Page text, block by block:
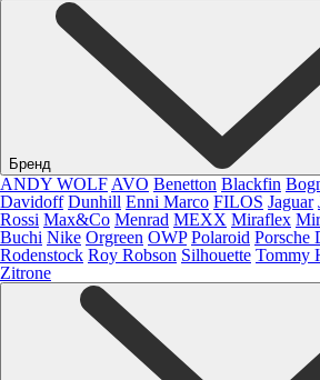
Бренд
ANDY WOLF AVO Benetton Blackfin
Davidoff Dunhill Enni Marco FILOS Jaguar
Rossi Max&Co Menrad MEXX Miraflex
Buchi Nike Orgreen OWP Polaroid Porsche
Rodenstock Roy Robson Silhouette Tommy
Zitrone